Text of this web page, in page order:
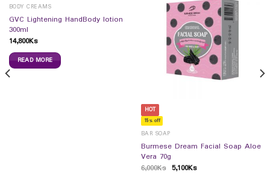
BODY CREAMS
GVC Lightening HandBody lotion
300ml
14,800Ks
READ MORE
HOT
15% off
BAR SOAP
Burmese Dream Facial Soap Aloe
Vera 70g
6,000Ks 5,100Ks